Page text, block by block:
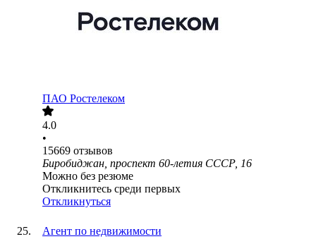
ПАО Ростелеком
4.0
•
15669 отзывов
Биробиджан, проспект 60-летия СССР, 16
Можно без резюме
Откликнитесь среди первых
Откликнуться
Агент по недвижимости